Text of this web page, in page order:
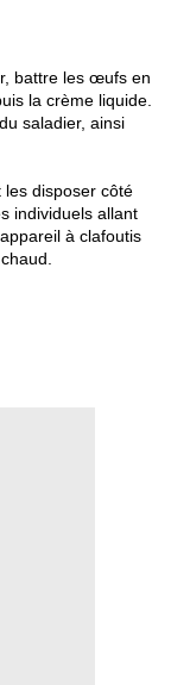
battre les œufs en
la crème liquide.
saladier, ainsi
les disposer côté
individuels allant
à clafoutis